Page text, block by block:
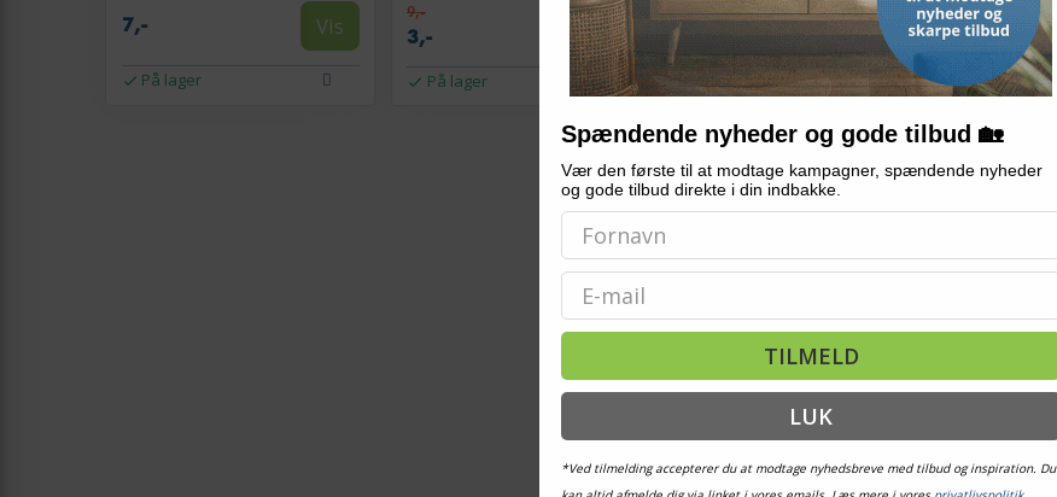
7,- Vis
På lager
9,-
3,- Vis
På lager
424,-
109,- Vis
På lager
59,-
19,-
På lager
Spændende nyheder og gode tilbud 🏡
Vær den første til at modtage kampagner, spændende nyheder
og gode tilbud direkte i din indbakke.
Email
TILMELD
LUK
*Ved tilmelding accepterer du at modtage nyhedsbreve med tilbud og inspiration. Du